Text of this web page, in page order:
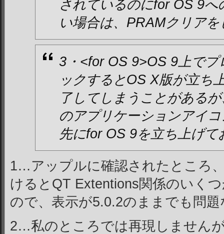
されているのにfor OS 9
い場合は、PRAMクリア
3・<for OS 9>OS 9上で
ックするとOS X版が立ち
了してしまうことがある
のアプリケーションアイ
先にfor OS 9を立ち上げて
1…アップルに確認されたところ
けるとQT Extentions関係のいく
ので、表示が5.0.2のままでも問
2…私のところでは再現しません